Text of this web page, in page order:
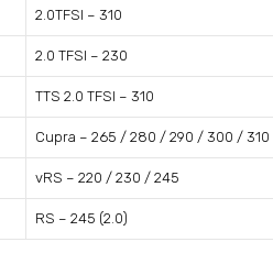
2.0TFSI – 310
2.0 TFSI – 230
TTS 2.0 TFSI – 310
Cupra – 265 / 280 / 290 / 300 / 310
vRS – 220 / 230 / 245
RS – 245 (2.0)